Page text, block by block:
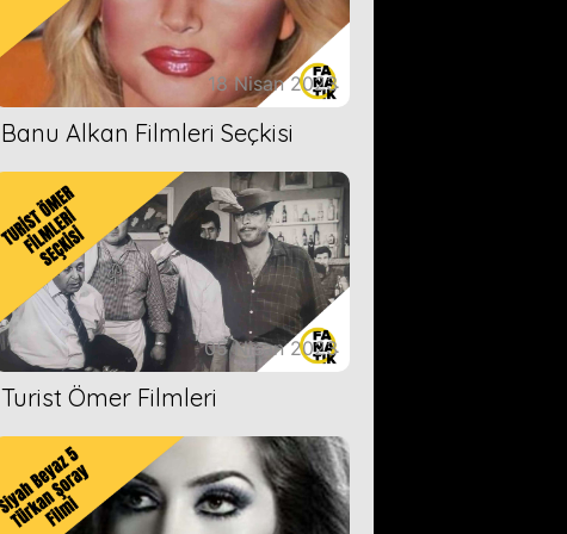
18 Nisan 2023
Banu Alkan Filmleri Seçkisi
05 Nisan 2023
Turist Ömer Filmleri